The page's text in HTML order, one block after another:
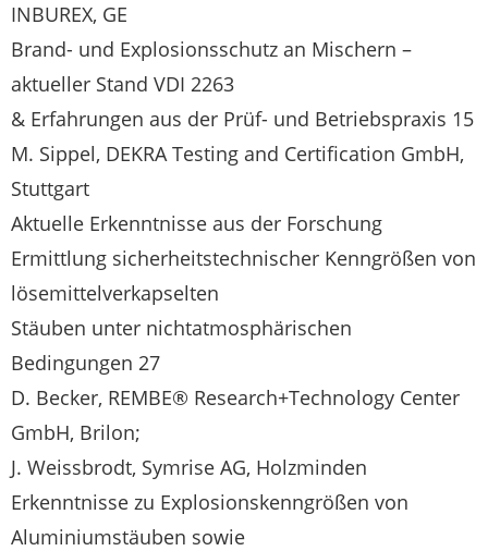
INBUREX, GE
Brand- und Explosionsschutz an Mischern –
aktueller Stand VDI 2263
& Erfahrungen aus der Prüf- und Betriebspraxis 15
M. Sippel, DEKRA Testing and Certification GmbH,
Stuttgart
Aktuelle Erkenntnisse aus der Forschung
Ermittlung sicherheitstechnischer Kenngrößen von
lösemittelverkapselten
Stäuben unter nichtatmosphärischen
Bedingungen 27
D. Becker, REMBE® Research+Technology Center
GmbH, Brilon;
J. Weissbrodt, Symrise AG, Holzminden
Erkenntnisse zu Explosionskenngrößen von
Aluminiumstäuben sowie